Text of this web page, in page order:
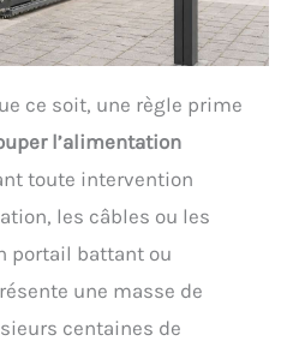
ce soit, une règle prime
l’alimentation
toute intervention
les câbles ou les
portail battant ou
une masse de
centaines de